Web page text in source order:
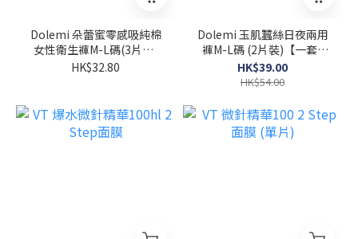
Dolemi 朵蕾蜜零感吸純棉
女性衛生褲M-L碼(3片裝)
【一套3包】
HK$32.80
Dolemi 玉肌蠶絲日夜兩用
褲M-L碼 (2片裝)【一套5
包】
HK$39.00
HK$54.00